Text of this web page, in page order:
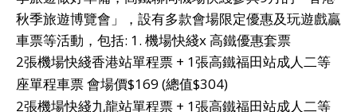
秋季旅遊博覽會」，設有多款會場限定優惠及玩遊戲贏
車票等活動，包括: 1. 機場快綫x 高鐵優惠套票
2張機場快綫香港站單程票 + 1張高鐵福田站成人二等
座單程車票 會場價$169 (總值$304)
2張機場快綫九龍站單程票 + 1張高鐵福田站成人二等